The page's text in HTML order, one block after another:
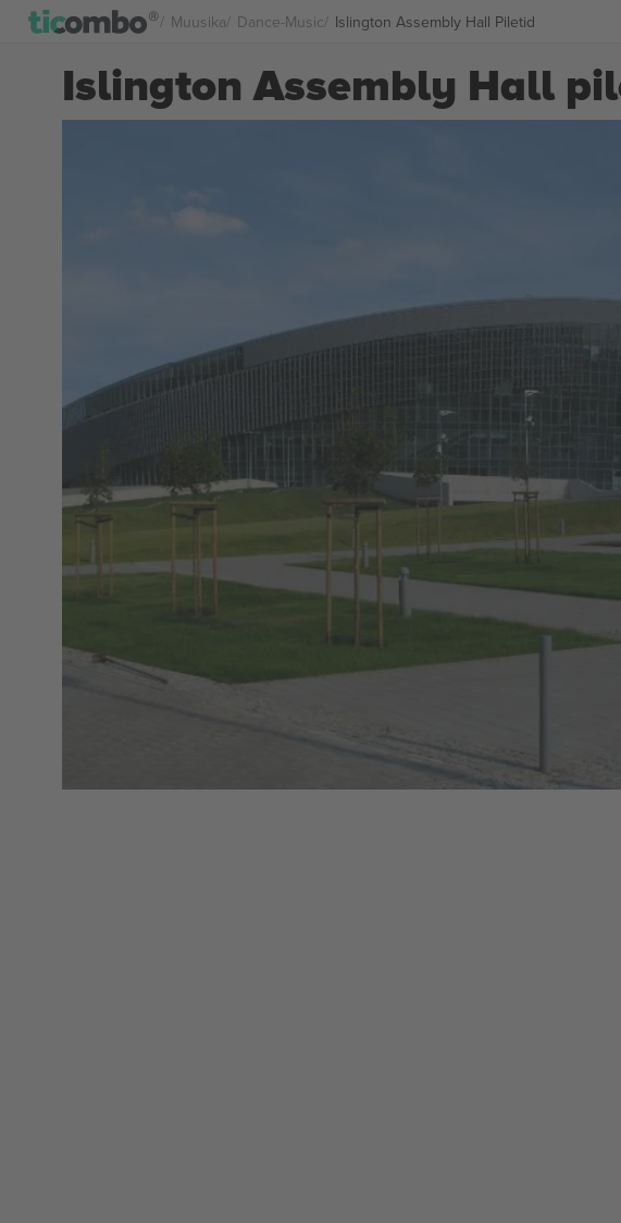
Muusika Dance-Music Islington Assembly Hall Piletid
Islington Assembly Hall